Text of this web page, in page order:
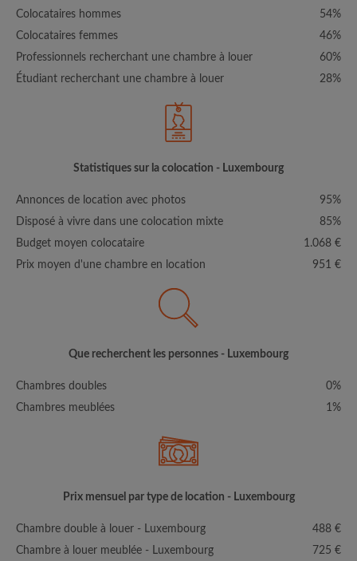
Colocataires hommes
54%
Colocataires femmes
46%
Professionnels recherchant une chambre à louer
60%
Étudiant recherchant une chambre à louer
28%
Statistiques sur la colocation - Luxembourg
Annonces de location avec photos
95%
Disposé à vivre dans une colocation mixte
85%
Budget moyen colocataire
1.068 €
Prix moyen d'une chambre en location
951 €
Que recherchent les personnes - Luxembourg
Chambres doubles
0%
Chambres meublées
1%
Prix mensuel par type de location - Luxembourg
Chambre double à louer - Luxembourg
488 €
Chambre à louer meublée - Luxembourg
725 €